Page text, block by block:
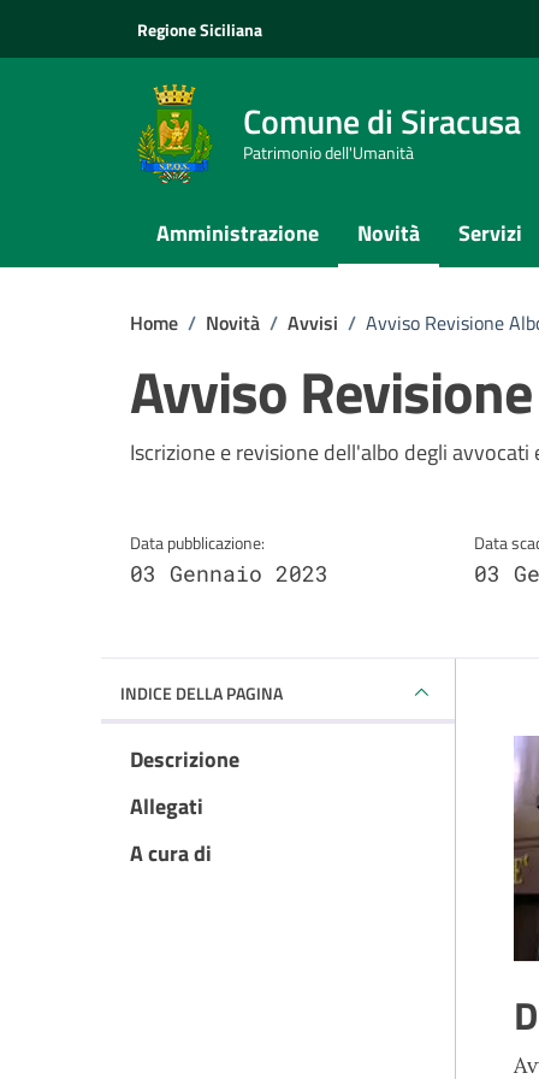
Regione Siciliana
Comune di Siracusa
Patrimonio dell'Umanità
Amministrazione Novità Servizi
Home / Novità / Avvisi / Avviso Revisione
Avviso
Dettagli della
Iscrizione e revisione dell'albo degli avvocati
Data pubblicazione:
03 Gennaio 2023
Data
03
INDICE DELLA PAGINA
Descrizione
Allegati
A cura di